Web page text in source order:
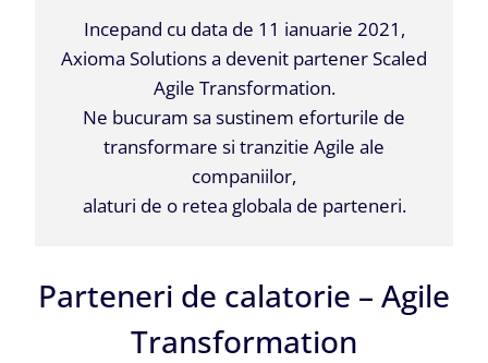
Incepand cu data de 11 ianuarie 2021,
Axioma Solutions a devenit partener Scaled
Agile Transformation.
Ne bucuram sa sustinem eforturile de
transformare si tranzitie Agile ale
companiilor,
alaturi de o retea globala de parteneri.
Parteneri de calatorie – Agile
Transformation